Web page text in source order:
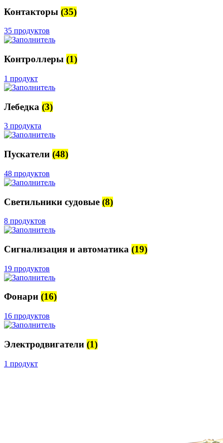
Контакторы (35)
35 продуктов
Контроллеры (1)
1 продукт
Лебедка (3)
3 продукта
Пускатели (48)
48 продуктов
Светильники судовые (8)
8 продуктов
Сигнализация и автоматика (19)
19 продуктов
Фонари (16)
16 продуктов
Электродвигатели (1)
1 продукт